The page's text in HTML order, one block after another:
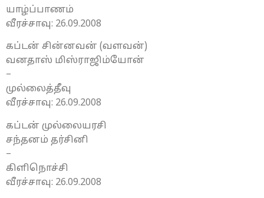
யாழ்ப்பாணம்
வீரச்சாவு: 26.09.2008
கப்டன் சின்னவன் (வளவன்)
வனதாஸ் மிஸ்ராஜிம்யோன்
–
முல்லைத்தீவு
வீரச்சாவு: 26.09.2008
கப்டன் முல்லையரசி
சந்தனம் தர்சினி
–
கிளிநொச்சி
வீரச்சாவு: 26.09.2008